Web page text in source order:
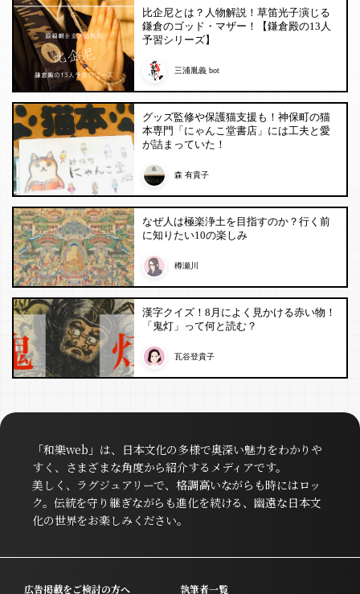
比企尼とは？人物解説！草笛光子演じる
鎌倉のゴッド・マザー！【鎌倉殿の13人
予習シリーズ】
三浦胤義 bot
グッズ監修や保護猫支援も！神保町の猫
本専門「にゃんこ堂書店」には工夫と愛
が詰まっていた！
森 有貴子
なぜ人は極楽浄土を目指すのか？行く前
に知りたい10の楽しみ
樽瀬川
漢字クイズ！8月によく見かける赤い物！
「鬼灯」って何と読む？
瓦谷登貴子
「和樂web」は、日本文化の多様で奥深い魅力をわかりや
すく、さまざまな角度から紹介するメディアです。
美しく、ラグジュアリーで、格調高いながらも時にはロッ
ク。伝統を守り継ぎながらも進化を続ける、幽遠な日本文
化の世界をお楽しみください。
広告掲載をご検討の方へ 執筆者一覧